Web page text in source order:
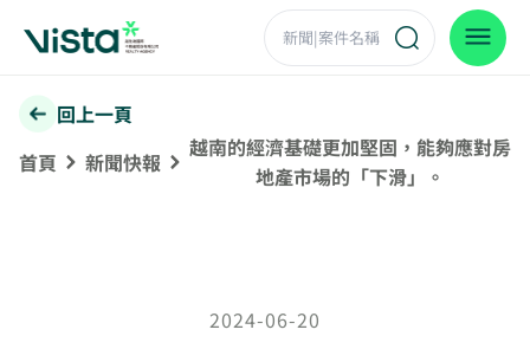
回上一頁
首頁
新聞快報
越南的經濟基礎更加堅固，能夠應對房
地產市場的「下滑」。
2024-06-20